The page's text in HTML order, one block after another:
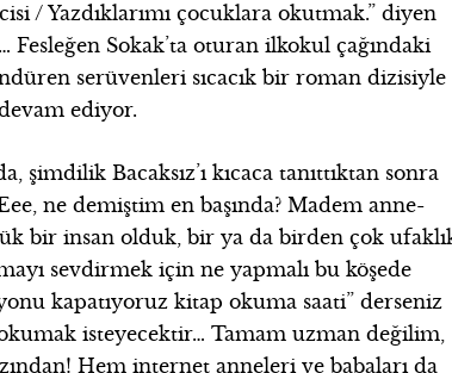
/ Yazdıklarımı çocuklara okutmak.” diyen
Sokak’ta oturan ilkokul çağındaki
serüvenleri sıcacık bir roman dizisiyle
ediyor.
Bacaksız’ı kıcaca tanıttıktan sonra
ne demiştim en başında? Madem anne-
bir insan olduk, bir ya da birden çok
sevdirmek için ne yapmalı bu köşede
kapatıyoruz kitap okuma saati” derseniz
isteyecektir… Tamam uzman değilim,
Hem internet anneleri ve babaları da